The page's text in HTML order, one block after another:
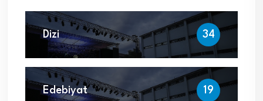
Dizi 34
Edebiyat 19